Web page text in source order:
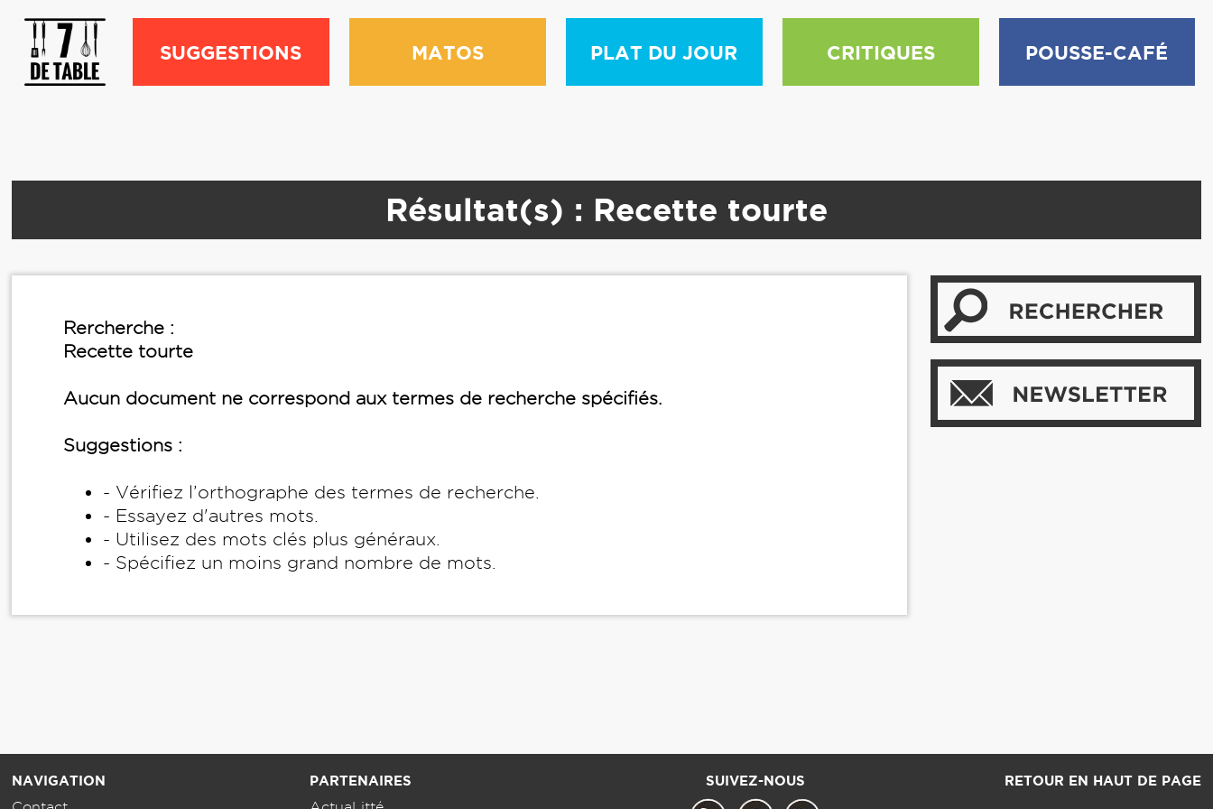
SUGGESTIONS MATOS PLAT DU JOUR CRITIQUES POUSSE-CAFÉ
Résultat(s) : Recette tourte
Rercherche :
Recette tourte
Aucun document ne correspond aux termes de recherche spécifiés.
Suggestions :
- Vérifiez l’orthographe des termes de recherche.
- Essayez d'autres mots.
- Utilisez des mots clés plus généraux.
- Spécifiez un moins grand nombre de mots.
NAVIGATION
PARTENAIRES
SUIVEZ-NOUS RETOUR EN HAUT DE PAGE